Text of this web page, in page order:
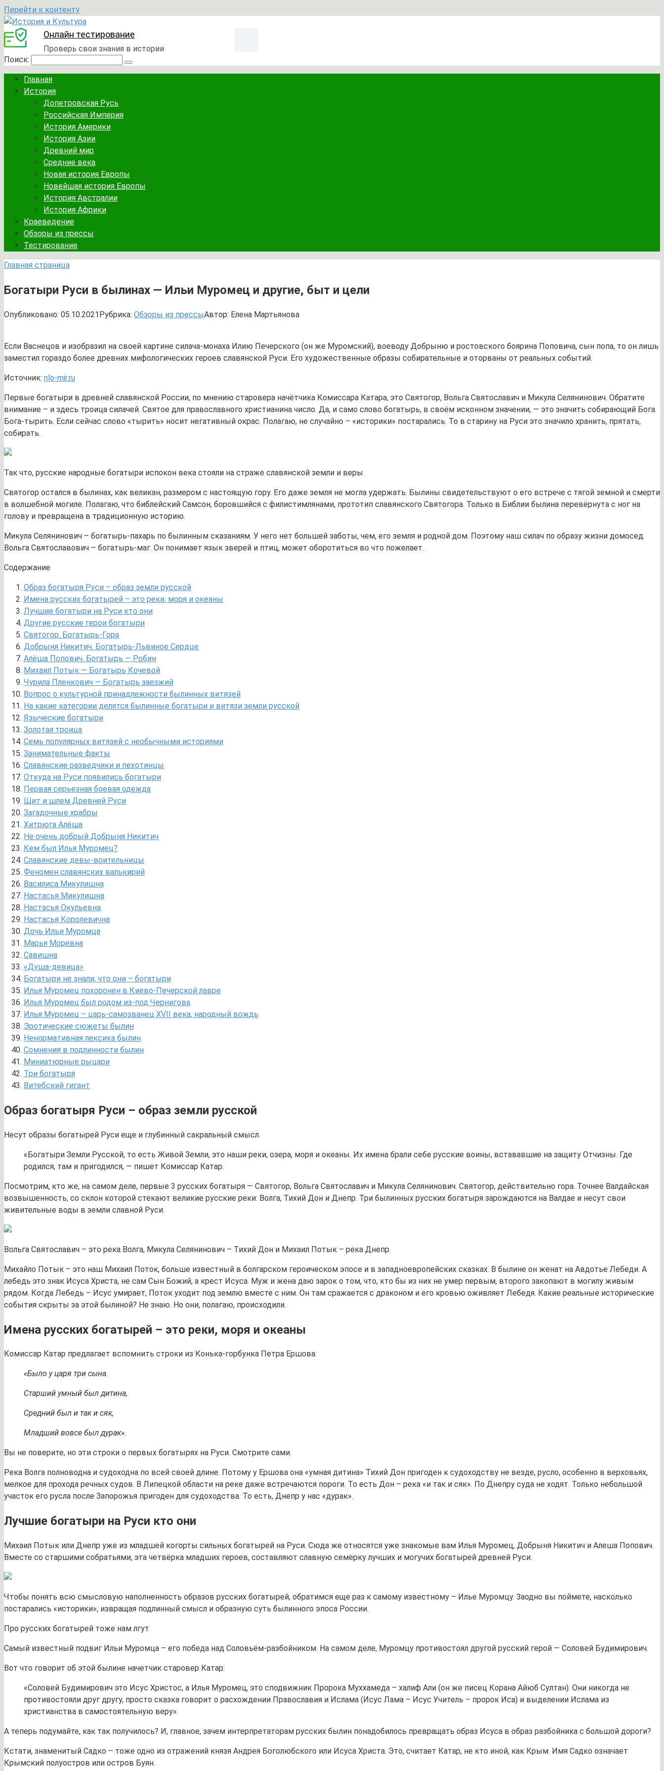
Перейти к контенту
Онлайн тестирование
Проверь свои знания в истории
Поиск:
Главная
История
Допетровская Русь
Российская Империя
История Америки
История Азии
Древний мир
Средние века
Новая история Европы
Новейшая история Европы
История Австралии
История Африки
Краеведение
Обзоры из прессы
Тестирование
Главная страница
Богатыри Руси в былинах — Ильи Муромец и другие, быт и цели
Опубликовано: 05.10.2021Рубрика: Обзоры из прессыАвтор: Елена Мартьянова
Если Васнецов и изобразил на своей картине силача-монаха Илию Печерского (он же Муромский), воеводу Добрыню и ростовского боярина Поповича, сын попа, то он лишь
заместил гораздо более древних мифологических героев славянской Руси. Его художественные образы собирательные и оторваны от реальных событий.
Источник: nlo-mir.ru
Первые богатыри в древней славянской России, по мнению старовера начётчика Комиссара Катара, это Святогор, Вольга Святославич и Микула Селянинович. Обратите
внимание – и здесь троица силачей. Святое для православного христианина число. Да, и само слово богатырь, в своём исконном значении, — это значить собирающий Бога.
Бога-тырить. Если сейчас слово «тырить» носит негативный окрас. Полагаю, не случайно – «историки» постарались. То в старину на Руси это значило хранить, прятать,
собирать.
Так что, русские народные богатыри испокон века стояли на страже славянской земли и веры.
Святогор остался в былинах, как великан, размером с настоящую гору. Его даже земля не могла удержать. Былины свидетельствуют о его встрече с тягой земной и смерти
в волшебной могиле. Полагаю, что библейский Самсон, боровшийся с филистимлянами, прототип славянского Святогора. Только в Библии былина перевёрнута с ног на
голову и превращена в традиционную историю.
Микула Селянинович – богатырь-пахарь по былинным сказаниям. У него нет большей заботы, чем, его земля и родной дом. Поэтому наш силач по образу жизни домосед.
Вольга Святославович – богатырь-маг. Он понимает язык зверей и птиц, может оборотиться во что пожелает.
Содержание
Образ богатыря Руси – образ земли русской
Имена русских богатырей – это реки, моря и океаны
Лучшие богатыри на Руси кто они
Другие русские герои богатыри
Святогор. Богатырь-Гора
Добрыня Никитич. Богатырь-Львиное Сердце
Алёша Попович. Богатырь — Робин
Михаил Потык — Богатырь Кочевой
Чурила Пленкович — Богатырь заезжий
Вопрос о культурной принадлежности былинных витязей
На какие категории делятся былинные богатыри и витязи земли русской
Языческие богатыри
Золотая троица
Семь популярных витязей с необычными историями
Занимательные факты
Славянские разведчики и пехотинцы
Откуда на Руси появились богатыри
Первая серьезная боевая одежда
Щит и шлем Древней Руси
Загадочные храбры
Хитрюга Алёша
Не очень добрый Добрыня Никитич
Кем был Илья Муромец?
Славянские девы-воительницы
Феномен славянских валькирий
Василиса Микулишна
Настасья Микулишна
Настасья Окульевна
Настасья Королевична
Дочь Ильи Муромца
Марья Моревна
Савишна
«Душа-девица»
Богатыри не знали, что они – богатыри
Илья Муромец похоронен в Киево-Печерской лавре
Илья Муромец был родом из-под Чернигова
Илья Муромец – царь-самозванец XVII века, народный вождь
Эротические сюжеты былин
Ненормативная лексика былин
Сомнения в подлинности былин
Миниатюрные рыцари
Три богатыря
Витебский гигант
Образ богатыря Руси – образ земли русской
Несут образы богатырей Руси еще и глубинный сакральный смысл.
«Богатыри Земли Русской, то есть Живой Земли, это наши реки, озера, моря и океаны. Их имена брали себе русские воины, встававшие на защиту Отчизны. Где
родился, там и пригодился, — пишет Комиссар Катар.
Посмотрим, кто же, на самом деле, первые 3 русских богатыря — Святогор, Вольга Святославич и Микула Селянинович. Святогор, действительно гора. Точнее Валдайская
возвышенность, со склон которой стекают великие русские реки: Волга, Тихий Дон и Днепр. Три былинных русских богатыря зарождаются на Валдае и несут свои
живительные воды в земли славной Руси.
Вольга Святославич – это река Волга, Микула Селянинович – Тихий Дон и Михаил Потык – река Днепр.
Михайло Потык – это наш Михаил Поток, больше известный в болгарском героическом эпосе и в западноевропейских сказках. В былине он женат на Авдотье Лебеди. А
лебедь это знак Исуса Христа, не сам Сын Божий, а крест Исуса. Муж и жена даю зарок о том, что, кто бы из них не умер первым, второго закопают в могилу живым
рядом. Когда Лебедь – Исус умирает, Поток уходит под землю вместе с ним. Он там сражается с драконом и его кровью оживляет Лебедя. Какие реальные исторические
события скрыты за этой былиной? Не знаю. Но они, полагаю, происходили.
Имена русских богатырей – это реки, моря и океаны
Комиссар Катар предлагает вспомнить строки из Конька-горбунка Петра Ершова:
«Было у царя три сына.
Старший умный был дитина,
Средний был и так и сяк,
Младший вовсе был дурак».
Вы не поверите, но эти строки о первых богатырях на Руси. Смотрите сами.
Река Волга полноводна и судоходна по всей своей длине. Потому у Ершова она «умная дитина» Тихий Дон пригоден к судоходству не везде, русло, особенно в верховьях,
мелкое для прохода речных судов. В Липецкой области на реке даже встречаются пороги. То есть Дон – река «и так и сяк». По Днепру суда не ходят. Только небольшой
участок его русла после Запорожья пригоден для судоходства. То есть, Днепр у нас «дурак».
Лучшие богатыри на Руси кто они
Михаил Потык или Днепр уже из младшей когорты сильных богатырей на Руси. Сюда же относятся уже знакомые вам Илья Муромец, Добрыня Никитич и Алеша Попович.
Вместе со старшими собратьями, эта четвёрка младших героев, составляют славную семёрку лучших и могучих богатырей древней Руси.
Чтобы понять всю смысловую наполненность образов русских богатырей, обратимся еще раз к самому известному – Илье Муромцу. Заодно вы поймете, насколько
постарались «историки», извращая подлинный смысл и образную суть былинного эпоса России.
Про русских богатырей тоже нам лгут
Самый известный подвиг Ильи Муромца – его победа над Соловьём-разбойником. На самом деле, Муромцу противостоял другой русский герой — Соловей Будимирович.
Вот что говорит об этой былине начетчик старовер Катар:
«Соловей Будимирович это Исус Христос, а Илья Муромец, это сподвижник Пророка Муххамеда – халиф Али (он же писец Корана Айюб Султан). Они никогда не
противостояли друг другу, просто сказка говорит о расхождении Православия и Ислама (Исус Лама – Исус Учитель – пророк Иса) и выделении Ислама из
христианства в самостоятельную веру».
А теперь подумайте, как так получилось? И, главное, зачем интерпретаторам русских былин понадобилось превращать образ Исуса в образ разбойника с большой дороги?
Кстати, знаменитый Садко – тоже одно из отражений князя Андрея Боголюбского или Исуса Христа. Это, считает Катар, не кто иной, как Крым. Имя Садко означает
Крымский полуостров или остров Буян.